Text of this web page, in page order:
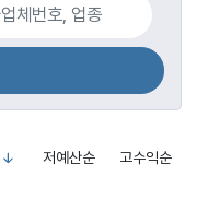
저예산순 고수익순